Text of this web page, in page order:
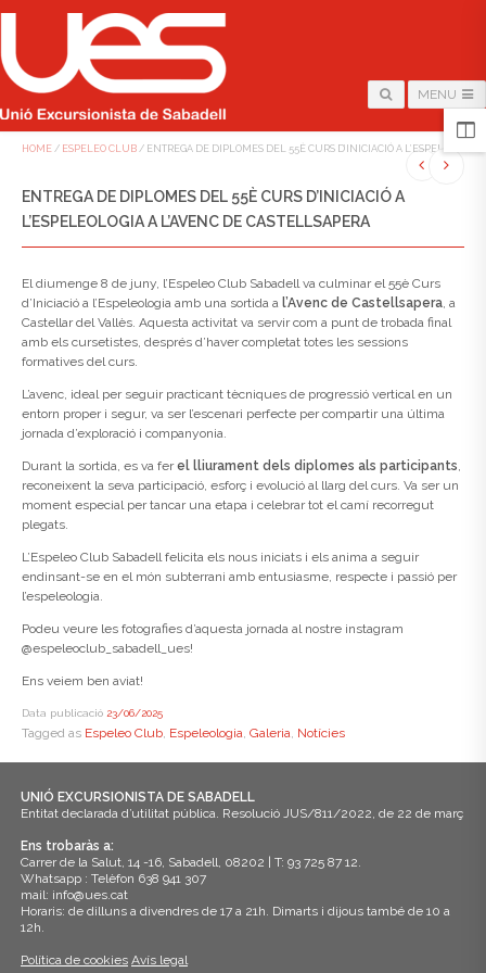
MENU
HOME / ESPELEO CLUB / ENTREGA DE DIPLOMES DEL 55È CURS D’INICIACIÓ A
ENTREGA DE DIPLOMES DEL 55È CURS D’INICIACIÓ A
L’ESPELEOLOGIA A L’AVENC DE CASTELLSAPERA
El diumenge 8 de juny, l’Espeleo Club Sabadell va culminar el 55è Curs
d’Iniciació a l’Espeleologia amb una sortida a l’Avenc de Castellsapera, a
Castellar del Vallès. Aquesta activitat va servir com a punt de trobada final
amb els cursetistes, després d’haver completat totes les sessions
formatives del curs.
L’avenc, ideal per seguir practicant tècniques de progressió vertical en un
entorn proper i segur, va ser l’escenari perfecte per compartir una última
jornada d’exploració i companyonia.
Durant la sortida, es va ferel lliurament dels diplomes als participants,
reconeixent la seva participació, esforç i evolució al llarg del curs. Va ser un
moment especial per tancar una etapa i celebrar tot el camí recorregut
plegats.
L’Espeleo Club Sabadell felicita els nous iniciats i els anima a seguir
endinsant-se en el món subterrani amb entusiasme, respecte i passió per
l’espeleologia.
Podeu veure les fotografies d’aquesta jornada al nostre instagram
@espeleoclub_sabadell_ues!
Ens veiem ben aviat!
Data publicació 23/06/2025
Tagged as Espeleo Club, Espeleologia, Galeria, Notícies
UNIÓ EXCURSIONISTA DE SABADELL
Entitat declarada d’utilitat pública. Resolució JUS/811/2022, de 22 de març
Ens trobaràs a:
Carrer de la Salut, 14 -16, Sabadell, 08202 | T: 93 725 87 12.
Whatsapp : Telèfon 638 941 307
mail: info@ues.cat
Horaris: de dilluns a divendres de 17 a 21h. Dimarts i dijous també de 10 a
12h.
Política de cookies Avís legal